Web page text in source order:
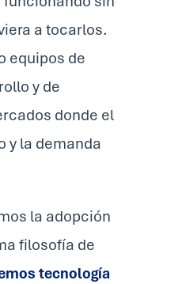
a tocarlos.
equipos de
y de
donde el
y la demanda
la adopción
filosofía de
tecnología